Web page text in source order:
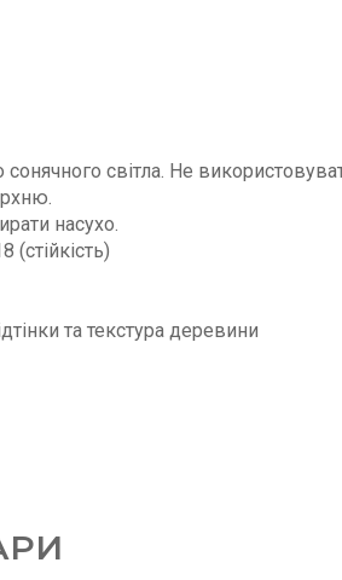
світла. Не
насухо.
та текстура деревини